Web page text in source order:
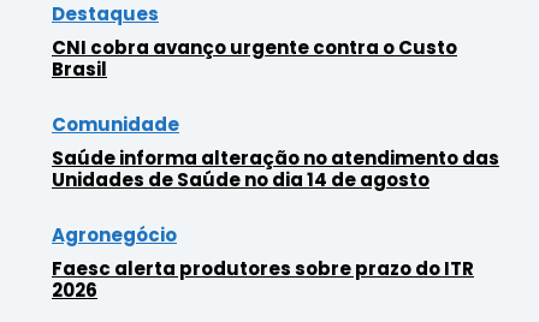
Destaques
CNI cobra avanço urgente contra o Custo
Brasil
Comunidade
Saúde informa alteração no atendimento das
Unidades de Saúde no dia 14 de agosto
Agronegócio
Faesc alerta produtores sobre prazo do ITR
2026